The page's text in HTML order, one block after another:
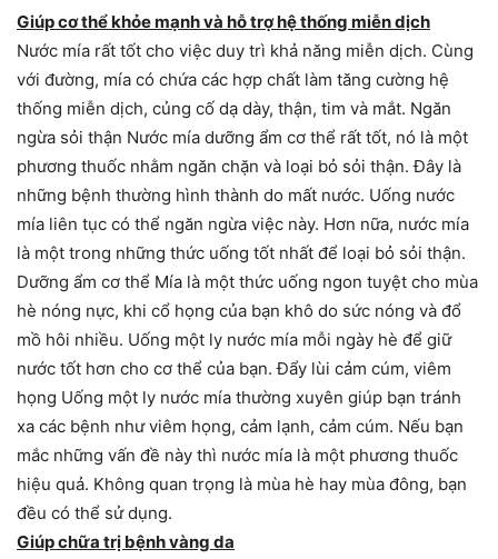
Giúp cơ thể khỏe mạnh và hỗ trợ hệ thống miễn dịch
Nước mía rất tốt cho việc duy trì khả năng miễn dịch. Cùng
với đường, mía có chứa các hợp chất làm tăng cường hệ
thống miễn dịch, củng cố dạ dày, thận, tim và mắt. Ngăn
ngừa sỏi thận Nước mía dưỡng ẩm cơ thể rất tốt, nó là một
phương thuốc nhằm ngăn chặn và loại bỏ sỏi thận. Đây là
những bệnh thường hình thành do mất nước. Uống nước
mía liên tục có thể ngăn ngừa việc này. Hơn nữa, nước mía
là một trong những thức uống tốt nhất để loại bỏ sỏi thận.
Dưỡng ẩm cơ thể Mía là một thức uống ngon tuyệt cho mùa
hè nóng nực, khi cổ họng của bạn khô do sức nóng và đổ
mồ hôi nhiều. Uống một ly nước mía mỗi ngày hè để giữ
nước tốt hơn cho cơ thể của bạn. Đẩy lùi cảm cúm, viêm
họng Uống một ly nước mía thường xuyên giúp bạn tránh
xa các bệnh như viêm họng, cảm lạnh, cảm cúm. Nếu bạn
mắc những vấn đề này thì nước mía là một phương thuốc
hiệu quả. Không quan trọng là mùa hè hay mùa đông, bạn
đều có thể sử dụng.
Giúp chữa trị bệnh vàng da